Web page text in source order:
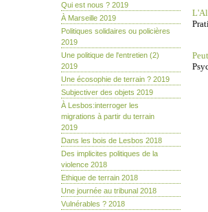
Qui est nous ? 2019
À Marseille 2019
Politiques solidaires ou policières
2019
Une politique de l'entretien (2)
2019
Une écosophie de terrain ? 2019
Subjectiver des objets 2019
À Lesbos:interroger les
migrations à partir du terrain
2019
Dans les bois de Lesbos 2018
Des implicites politiques de la
violence 2018
Ethique de terrain 2018
Une journée au tribunal 2018
Vulnérables ? 2018